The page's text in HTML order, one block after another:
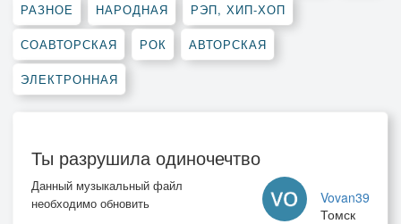
РАЗНОЕ НАРОДНАЯ РЭП, ХИП-ХОП
СОАВТОРСКАЯ РОК АВТОРСКАЯ
ЭЛЕКТРОННАЯ
Ты разрушила одиночечтво
Vovan39
Томск
Данный музыкальный файл
необходимо обновить